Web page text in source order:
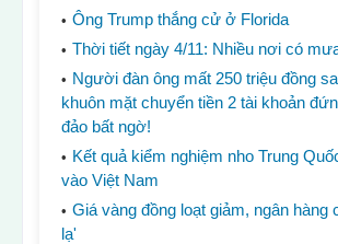
Ông Trump thắng cử ở Florida
Thời tiết ngày 4/11: Nhiều nơi có
Người đàn ông mất 250 triệu đồng
khuôn mặt chuyển tiền 2 tài khoản
đảo bất ngờ!
Kết quả kiểm nghiệm nho Trung
vào Việt Nam
Giá vàng đồng loạt giảm, ngân hàng
lạ'